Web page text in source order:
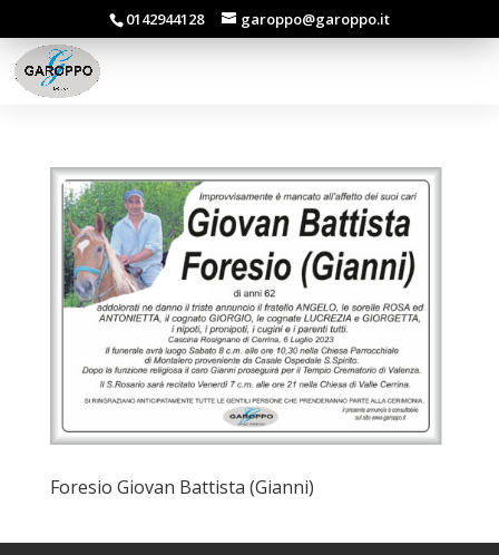
0142944128 garoppo@garoppo.it
Foresio Giovan Battista (Gianni)